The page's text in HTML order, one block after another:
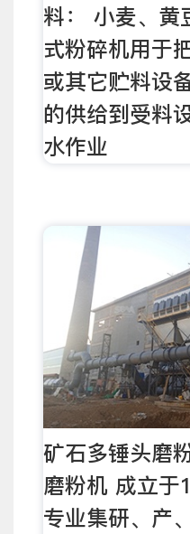
料： 小麦、黄
式粉碎机用于
或其它贮料设
的供给到受料
水作业
矿石多锤头磨
磨粉机 成立于
专业集研、产